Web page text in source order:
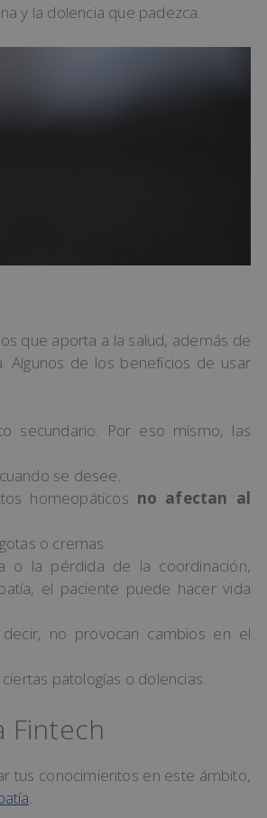
y la dolencia que padezca.
que aporta a la salud, además de
Algunos de los beneficios de usar
secundario. Por eso mismo, las
se desee.
homeopáticos no afectan al
o cremas.
o la pérdida de la coordinación,
el paciente puede hacer vida
no provocan cambios en el
patologías o dolencias.
Fintech
tus conocimientos en este ámbito,
.